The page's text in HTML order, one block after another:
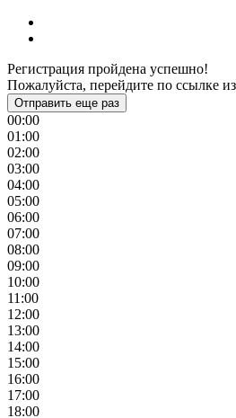
Регистрация пройдена успешно!
Пожалуйста, перейдите по ссылке
Отправить еще раз
00:00
01:00
02:00
03:00
04:00
05:00
06:00
07:00
08:00
09:00
10:00
11:00
12:00
13:00
14:00
15:00
16:00
17:00
18:00